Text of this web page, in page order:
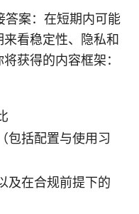
案：在短期内可能
看稳定性、隐私和
获得的内容框架：
包括配置与使用习
及在合规前提下的